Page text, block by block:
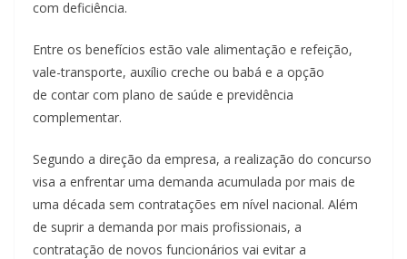
com deficiência.
Entre os benefícios estão vale alimentação e refeição,
vale-transporte, auxílio creche ou babá e a opção
de contar com plano de saúde e previdência
complementar.
Segundo a direção da empresa, a realização do concurso
visa a enfrentar uma demanda acumulada por mais de
uma década sem contratações em nível nacional. Além
de suprir a demanda por mais profissionais, a
contratação de novos funcionários vai evitar a